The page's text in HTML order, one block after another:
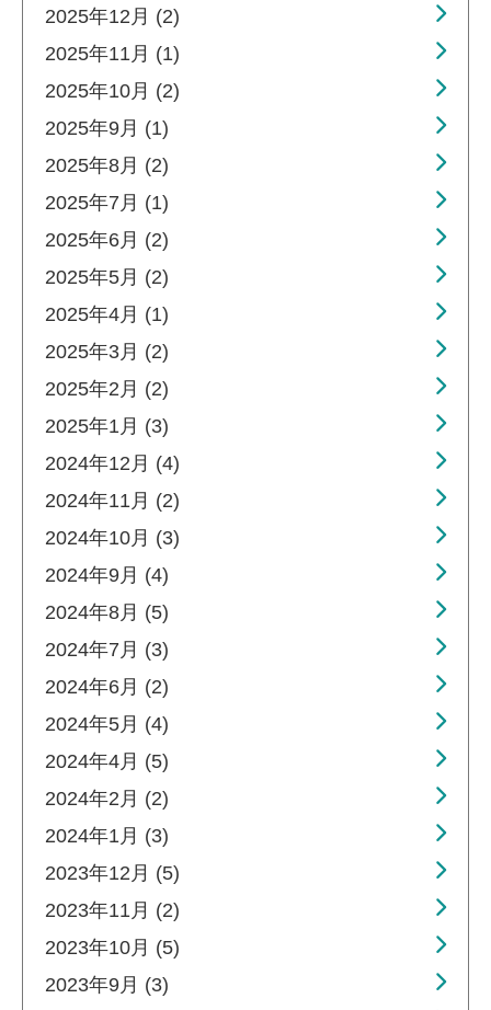
2025年12月 (2)
2025年11月 (1)
2025年10月 (2)
2025年9月 (1)
2025年8月 (2)
2025年7月 (1)
2025年6月 (2)
2025年5月 (2)
2025年4月 (1)
2025年3月 (2)
2025年2月 (2)
2025年1月 (3)
2024年12月 (4)
2024年11月 (2)
2024年10月 (3)
2024年9月 (4)
2024年8月 (5)
2024年7月 (3)
2024年6月 (2)
2024年5月 (4)
2024年4月 (5)
2024年2月 (2)
2024年1月 (3)
2023年12月 (5)
2023年11月 (2)
2023年10月 (5)
2023年9月 (3)